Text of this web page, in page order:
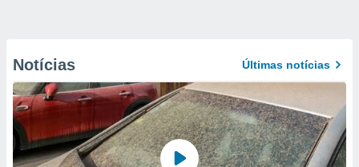
Notícias Últimas notícias